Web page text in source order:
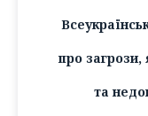
про загрози,
та